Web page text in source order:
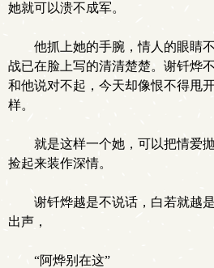
她就可以溃不成军。
他抓上她的手腕，情人的眼睛
战已在脸上写的清清楚楚。谢钎烨
和他说对不起，今天却像恨不得甩
样。
就是这样一个她，可以把情爱
捡起来装作深情。
谢钎烨越是不说话，白若就越
出声，
“阿烨别在这”